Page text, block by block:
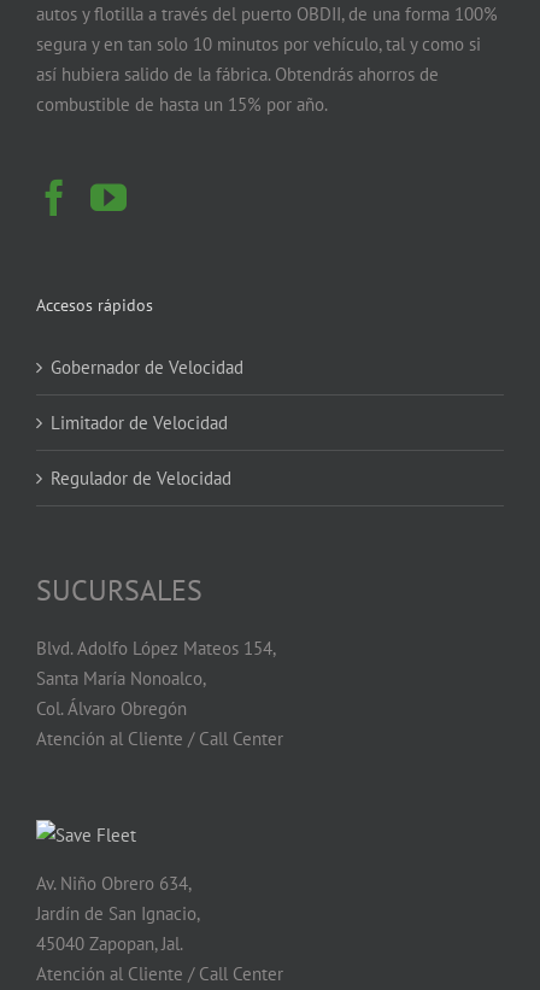
autos y flotilla a través del puerto OBDII, de una forma 100%
segura y en tan solo 10 minutos por vehículo, tal y como si
así hubiera salido de la fábrica. Obtendrás ahorros de
combustible de hasta un 15% por año.
Accesos rápidos
Gobernador de Velocidad
Limitador de Velocidad
Regulador de Velocidad
SUCURSALES
Blvd. Adolfo López Mateos 154,
Santa María Nonoalco,
Col. Álvaro Obregón
Atención al Cliente / Call Center
Av. Niño Obrero 634,
Jardín de San Ignacio,
45040 Zapopan, Jal.
Atención al Cliente / Call Center